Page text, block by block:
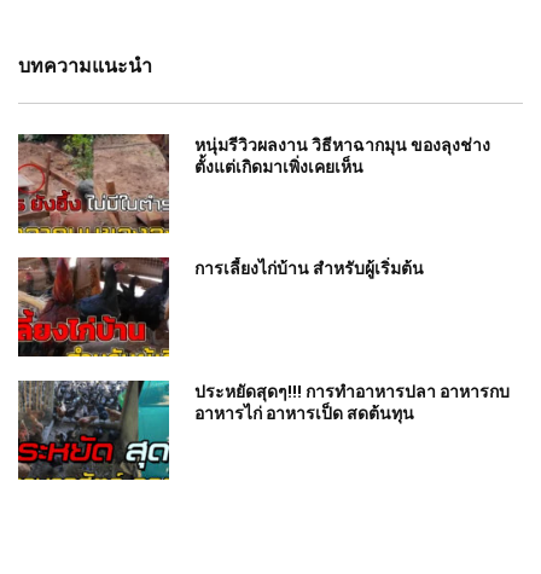
บทความแนะนำ
หนุ่มรีวิวผลงาน วิธีหาฉากมุน ของลุงช่าง
ตั้งแต่เกิดมาเพิ่งเคยเห็น
การเลี้ยงไก่บ้าน สำหรับผู้เริ่มต้น
ประหยัดสุดๆ!!! การทำอาหารปลา อาหารกบ
อาหารไก่ อาหารเป็ด สดต้นทุน